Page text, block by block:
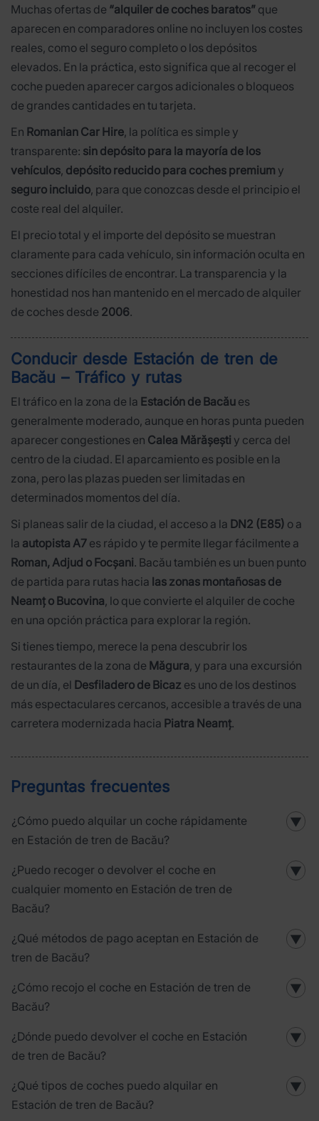
Muchas ofertas de “alquiler de coches baratos” que
aparecen en comparadores online no incluyen los costes
reales, como el seguro completo o los depósitos
elevados. En la práctica, esto significa que al recoger el
coche pueden aparecer cargos adicionales o bloqueos
de grandes cantidades en tu tarjeta.
En Romanian Car Hire, la política es simple y
transparente: sin depósito para la mayoría de los
vehículos, depósito reducido para coches premium y
seguro incluido, para que conozcas desde el principio el
coste real del alquiler.
El precio total y el importe del depósito se muestran
claramente para cada vehículo, sin información oculta en
secciones difíciles de encontrar. La transparencia y la
honestidad nos han mantenido en el mercado de alquiler
de coches desde 2006.
Conducir desde Estación de tren de
Bacău – Tráfico y rutas
El tráfico en la zona de la Estación de Bacău es
generalmente moderado, aunque en horas punta pueden
aparecer congestiones en Calea Mărășești y cerca del
centro de la ciudad. El aparcamiento es posible en la
zona, pero las plazas pueden ser limitadas en
determinados momentos del día.
Si planeas salir de la ciudad, el acceso a la DN2 (E85) o a
la autopista A7 es rápido y te permite llegar fácilmente a
Roman, Adjud o Focșani. Bacău también es un buen punto
de partida para rutas hacia las zonas montañosas de
Neamț o Bucovina, lo que convierte el alquiler de coche
en una opción práctica para explorar la región.
Si tienes tiempo, merece la pena descubrir los
restaurantes de la zona de Măgura, y para una excursión
de un día, el Desfiladero de Bicaz es uno de los destinos
más espectaculares cercanos, accesible a través de una
carretera modernizada hacia Piatra Neamț.
Preguntas frecuentes
¿Cómo puedo alquilar un coche rápidamente
en Estación de tren de Bacău?
▼
¿Puedo recoger o devolver el coche en
cualquier momento en Estación de tren de
Bacău?
▼
¿Qué métodos de pago aceptan en Estación de
tren de Bacău?
▼
¿Cómo recojo el coche en Estación de tren de
Bacău?
▼
¿Dónde puedo devolver el coche en Estación
de tren de Bacău?
▼
¿Qué tipos de coches puedo alquilar en
Estación de tren de Bacău?
▼